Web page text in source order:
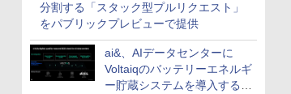
分割する「スタック型プルリクエスト」
をパブリックプレビューで提供
ai&、AIデータセンターに
Voltaiqのバッテリーエネルギ
ー貯蔵システムを導入する計